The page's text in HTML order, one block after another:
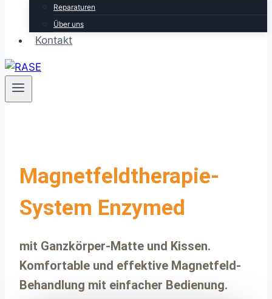
Reparaturen
Über uns
Kontakt
Magnetfeldtherapie-
System Enzymed
mit Ganzkörper-Matte und Kissen.
Komfortable und effektive Magnetfeld-
Behandlung mit einfacher Bedienung.